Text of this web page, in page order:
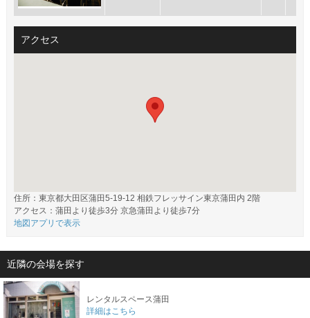
アクセス
住所：東京都大田区蒲田5-19-12 相鉄フレッサイン東京蒲田内 2階
アクセス：蒲田より徒歩3分 京急蒲田より徒歩7分
地図アプリで表示
近隣の会場を探す
レンタルスペース蒲田
詳細はこちら